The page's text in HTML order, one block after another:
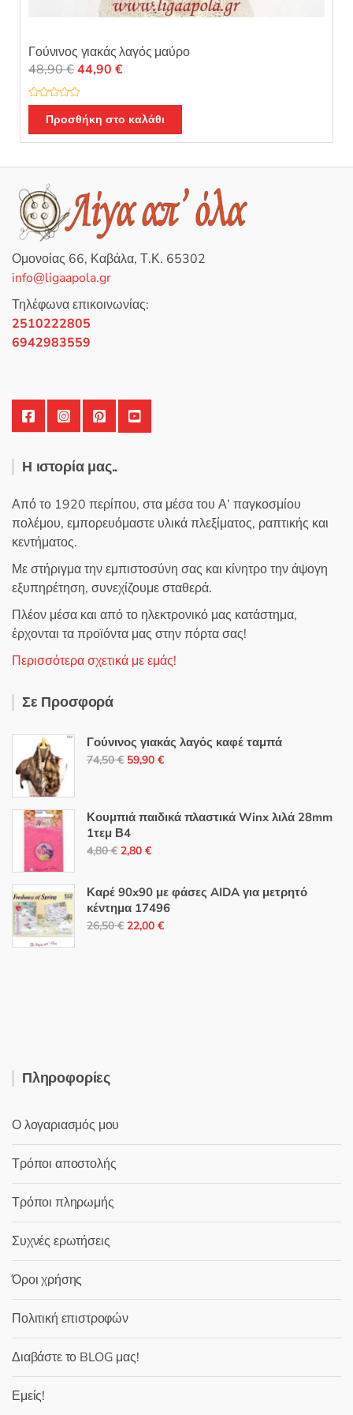
Γούνινος γιακάς λαγός μαύρο
Β
μ
ο
θ
η
κ
ε
μ
α
π
ό
5
48,90€Original
price
was:
48,90 €.
44,90 €Η
τιμή
είναι:
44,90 €.
Προσθήκη στο καλάθι
Ομονοίας 66, Καβάλα, Τ.Κ. 65302
info@ligaapola.gr
Τηλέφωνα επικοινωνίας:
2510222805
6942983559
Η ιστορία μας..
Από το 1920 περίπου, στα μέσα του Α’ παγκοσμίου
πολέμου, εμπορευόμαστε υλικά πλεξίματος, ραπτικής και
κεντήματος.
Με στήριγμα την εμπιστοσύνη σας και κίνητρο την άψογη
εξυπηρέτηση, συνεχίζουμε σταθερά.
Πλέον μέσα και από το ηλεκτρονικό μας κατάστημα,
έρχονται τα προϊόντα μας στην πόρτα σας!
Περισσότερα σχετικά με εμάς!
Σε Προσφορά
Γούνινος γιακάς λαγός καφέ ταμπά
74,50€ Original
74,50 €.
59,90 €Η
είναι:
Κουμπιά παιδικά πλαστικά Winx λιλά 28mm
1τεμ Β4
4,80€ Original
was:
4,80 €.
2,80 €Η
τιμή
είναι:
2,80 €.
Καρέ 90x90 με φάσες AIDA για μετρητό
κέντημα 17496
26,50€ Original
22,00 €Η
Πληροφορίες
Ο λογαριασμός μου
Τρόποι αποστολής
Τρόποι πληρωμής
Συχνές ερωτήσεις
Όροι χρήσης
Πολιτική επιστροφών
Διαβάστε το BLOG μας!
Εμείς!